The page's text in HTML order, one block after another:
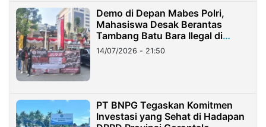
Demo di Depan Mabes Polri,
Mahasiswa Desak Berantas
Tambang Batu Bara Ilegal di
Lampung
14/07/2026 - 21:50
PT BNPG Tegaskan Komitmen
Investasi yang Sehat di Hadapan